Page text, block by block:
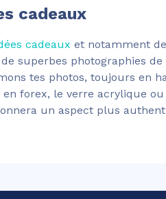
cadeaux
cadeaux et notamment
superbes photographies
tes photos, toujours en
forex, le verre acrylique
un aspect plus